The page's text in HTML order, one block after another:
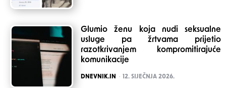
Glumio ženu koja nudi seksualne
usluge pa žrtvama prijetio
razotkrivanjem kompromitirajuće
komunikacije
POSTED
DNEVNIK.IN 12. SIJEČNJA 2026.